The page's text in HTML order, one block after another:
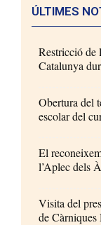
ÚLTIMES
Restricció de
Catalunya
Obertura del
escolar del
El
l’Aplec dels
Visita del
de